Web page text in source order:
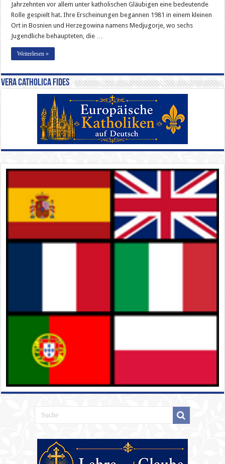
Jahrzehnten vor allem unter katholischen Gläubigen eine bedeutende
Rolle gespielt hat. Ihre Erscheinungen begannen 1981 in einem kleinen
Ort in Bosnien und Herzegowina namens Medjugorje, wo sechs
Jugendliche behaupteten, die …
Weiterlesen »
Vera Catholica Fides